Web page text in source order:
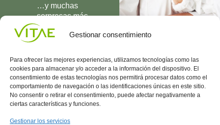
Gestionar consentimiento
Para ofrecer las mejores experiencias, utilizamos tecnologías como las
cookies para almacenar y/o acceder a la información del dispositivo. El
consentimiento de estas tecnologías nos permitirá procesar datos como el
comportamiento de navegación o las identificaciones únicas en este sitio.
No consentir o retirar el consentimiento, puede afectar negativamente a
ciertas características y funciones.
Gestionar los servicios
…y muchas
sorpresas más
UNIRME
Conocenos
Vitae
l
Política
de
(+34)
935